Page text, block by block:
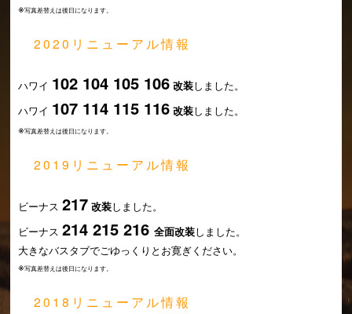
※写真差替えは後日になります。
2020リニューアル情報
ハワイ 102 104 105 106 改装しました。
ハワイ 107 114 115 116 改装しました。
※写真差替えは後日になります。
2019リニューアル情報
ビーナス217 改装しました。
ビーナス214 215 216 全面改装しました。
大きなバスタブでごゆっくりとお寛ぎください。
※写真差替えは後日になります。
2018リニューアル情報